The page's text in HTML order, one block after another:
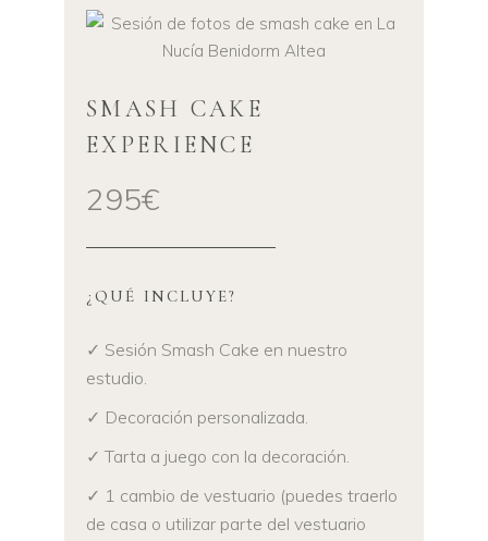
SMASH CAKE
EXPERIENCE
295€
¿QUÉ INCLUYE?
✓ Sesión Smash Cake en nuestro
estudio.
✓ Decoración personalizada.
✓ Tarta a juego con la decoración.
✓ 1 cambio de vestuario (puedes traerlo
de casa o utilizar parte del vestuario